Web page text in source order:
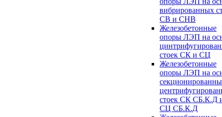
вибрированных
СВ и СНВ
Железобетонные
опоры ЛЭП на
стоек СК и СЦ
Железобетонные
опоры ЛЭП на
стоек СК СБ.К.Д
СЦ СБ.К.Д